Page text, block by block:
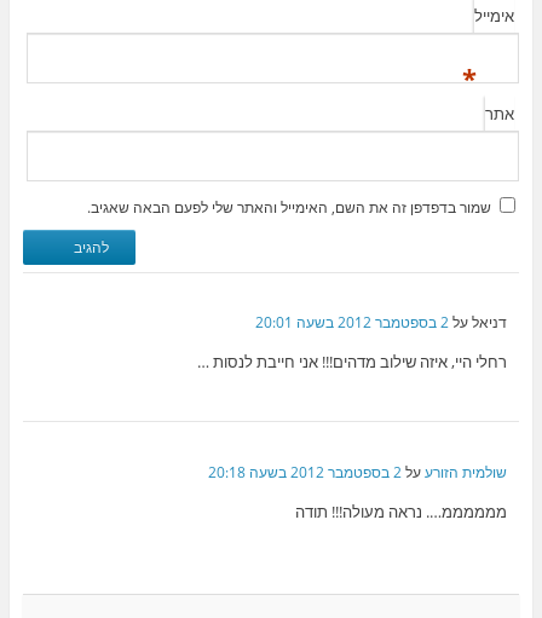
אימייל
*
אתר
שמור בדפדפן זה את השם, האימייל והאתר שלי לפעם הבאה שאגיב.
דניאלעל2 בספטמבר 2012 בשעה 20:01
רחלי היי, איזה שילוב מדהים!!! אני חייבת לנסות …
שולמית הזורעעל2 בספטמבר 2012 בשעה 20:18
ממממממ…. נראה מעולה!!! תודה